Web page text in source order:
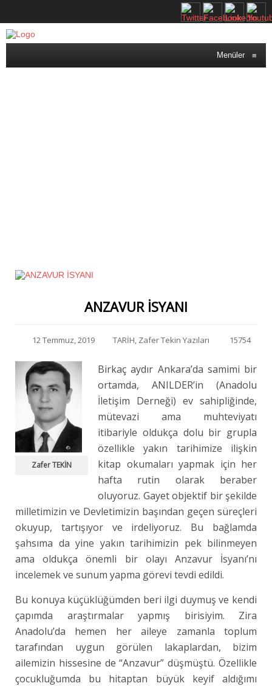
Menüler ≡
ANZAVUR İSYANI
12 Temmuz, 2019 TARİH, Zafer Tekin Yazıları 15754
Zafer TEKİN
Birkaç aydır Ankara’da samimi bir
ortamda, ANILDER’in (Anadolu
İletişim Derneği) ev sahipliğinde,
mütevazi ama muhteviyatı
itibariyle oldukça dolu bir grupla
özellikle yakın tarihimize ilişkin
kitap okumaları yapmak için her
hafta rutin olarak beraber
oluyoruz. Gayet objektif bir şekilde
milletimizin ve Devletimizin başından geçen süreçleri
okuyup, tartışıyor ve irdeliyoruz. Bu bağlamda
şahsıma da yine yakın tarihimizin pek bilinmeyen
ama oldukça önemli bir olayı Anzavur İsyanı’nı
incelemek ve sunum yapma görevi tevdi edildi.
Bu konuya küçüklüğümden beri ilgi duymuş ve kendi
çapımda araştırmalar yapmış birisiyim. Zira
Anadolu’da hemen her aileye zamanla toplum
tarafından uygun görülen lakaplardan, bizim
ailemizin hissesine de “Anzavur” düşmüştü. Özellikle
çocukluğumda bu hitaptan büyük keyif aldığımı